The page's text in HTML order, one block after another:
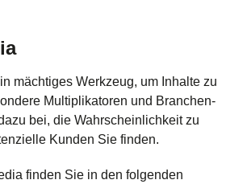
mächtiges Werkzeug, um Inhalte zu
Multiplikatoren und Branchen-
bei, die Wahrscheinlichkeit zu
Kunden Sie finden.
finden Sie in den folgenden